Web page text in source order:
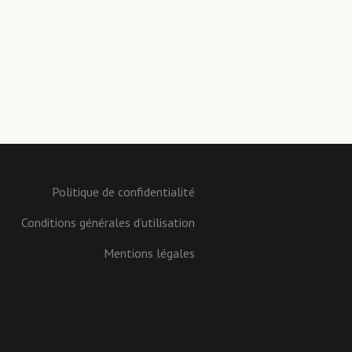
Politique de confidentialité
Conditions générales d’utilisation
Mentions légales